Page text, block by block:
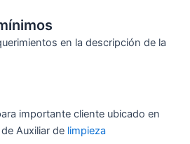
en la descripción de la
importante cliente ubicado en
Auxiliar de limpieza